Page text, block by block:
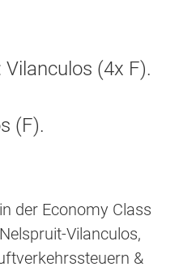
Vilanculos (4x F).
(F).
der Economy Class
Vilanculos,
&